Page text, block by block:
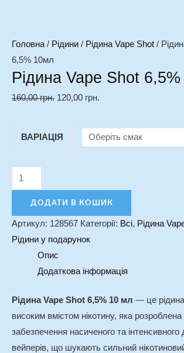
Головна / Рідини / Рідина Vape Shot /
6,5% 10мл
Рідина Vape Shot
160,00грн. 120,00 грн.
ВАРІАЦІЯ
ДОДАТИ В КОШИК
Артикул: 128567 Категорії: Всі, Рідина
Рідини у подарунок
Опис
Додаткова інформація
Рідина Vape Shot 6,5% 10 мл — це рідина
високим вмістом нікотину, яка
забезпечення насиченого та інтенсивного
вейперів, що шукають сильний